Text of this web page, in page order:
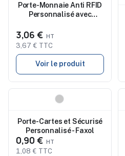
Porte-Monnaie Anti RFID
Personnalisé avec
de Crédit - Sécurisez vos
Cartes pas cher
3,06 €
3,67 € TTC
Voir le produit
Porte-Cartes et Sécurisé
Personnalisé - Faxol
0,90 €
1,08 € TTC